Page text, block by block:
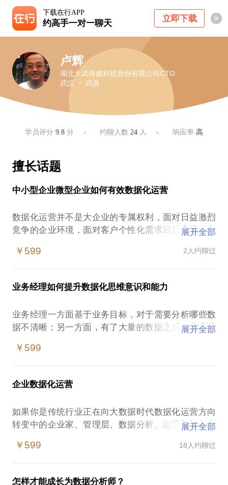
下载在行APP
约高手一对一聊天 立即下载
卢辉
湖北大武传媒科技股份有限公司CTO
武汉 ・ 武昌
学员评分9.8 分 约聊人数 24人 响应率 高
擅长话题
中小型企业微型企业如何有效数据化运营
数据化运营并不是大企业的专属权利，面对日益激烈
竞争的企业环境，面对客户个性化需求日益凸显的市
有效推动新思维新技术的落地？如果你有这方面的困
展开全部
￥599 2人约聊过
业务经理如何提升数据化思维意识和能力
业务经理一方面基于业务目标，对于需要分析哪些数
据不清晰；另一方面，有了大量的数据之后，从哪些
定相应的决策等等，思路不清楚。
识能力的专题培训内容总结提炼，有效提升业务经理
展开全部
￥599
企业数据化运营
如果你是传统行业正在向大数据时代数据化运营方向
转变中的企业家、管理层、数据分析、运营部门负责
大数据，如何有效进行数据化运营，如何从数据中挖
战》作者，十五年企业数据挖掘实战经验，阿里巴巴
展开全部
￥599 18人约聊过
怎样才能成长为数据分析师？